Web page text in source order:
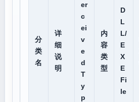
分
类
名
详
细
说
明
er
c
ei
v
e
d
T
y
p
内
容
类
型
D
L
L/
E
X
E
Fi
le